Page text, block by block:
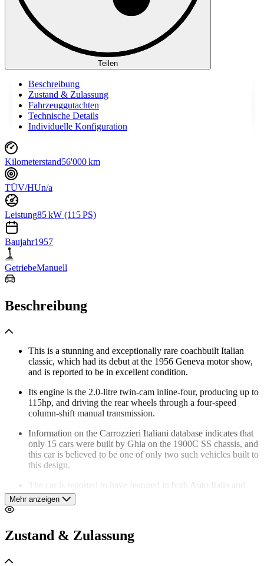
Teilen
Beschreibung
Zustand & Zulassung
Fahrzeuggutachten
Technische Details
Individuelle Konfiguration
Kilometerstand56'000 km
TÜV/HUn/a
Leistung85 kW (115 PS)
Baujahr1957
GetriebeManuell
Beschreibung
This is a stunning and exceptionally rare coachbuilt Italian
classic, which had its debut at the 1956 Geneva motor show,
and is reported to be in excellent condition.
Its engine is the 2.0-litre twin-cam inline-four, producing up to
115hp, and driving the rear wheels through a four-speed
column-shift manual transmission.
Information on the Carrozzieri Italiani database indicates that
only 15 cars were built by Ghia on the 1900C SS chassis, and
this car is believed to be one of only two such vehicles built to
this design.
The car is reported to have featured in both Auto Italia and
Ruoteclassiche publications in 2004, before being offered for
sale at the Auto e Moto d’Epoca in Padova later that year.
The odometer currently indicates 5,328 km, but the total
Mehr anzeigen
Zustand & Zulassung